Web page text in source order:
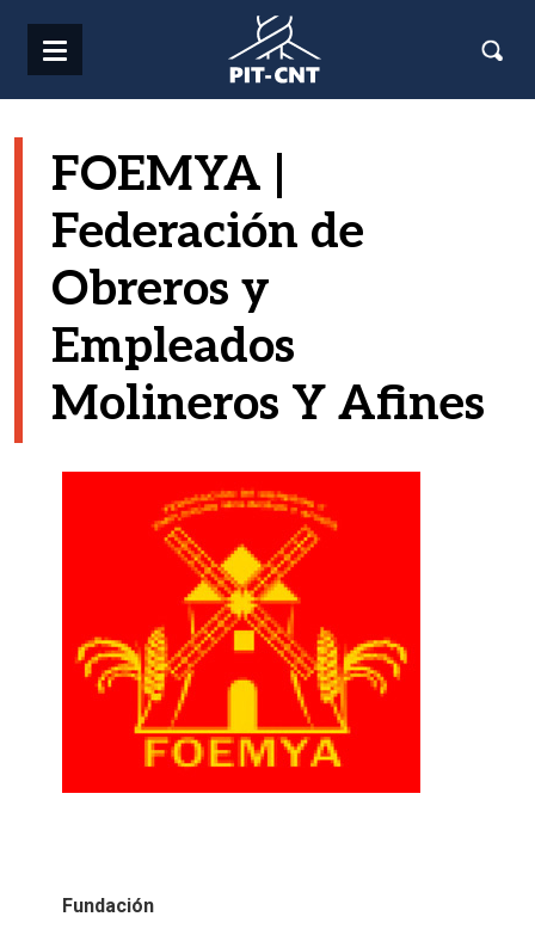
FOEMYA |
Federación de
Obreros y
Empleados
Molineros Y Afines
Fundación